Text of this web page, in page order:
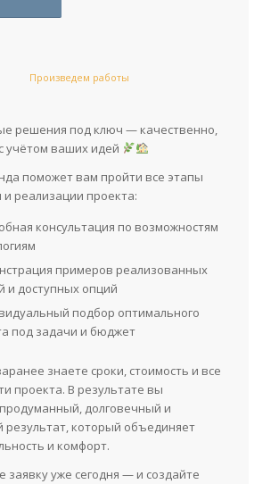
Произведем работы
решения под ключ — качественно,
учётом ваших идей
поможет вам пройти все этапы
и реализации проекта:
консультация по возможностям
примеров реализованных
и доступных опций
подбор оптимального
под задачи и бюджет
знаете сроки, стоимость и все
проекта. В результате вы
долговечный и
результат, который объединяет
и комфорт.
заявку уже сегодня — и создайте